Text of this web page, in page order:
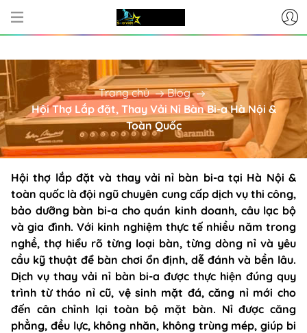
CƠ SỞ CUNG CẤP BÀN BI-A -
Trang chủ
Blog
Hội Thợ Lắp đặt, Thay Vải Nỉ Bàn Bi-a Hà Nội &
Toàn Quốc
Hội thợ lắp đặt và thay vải nỉ bàn bi-a tại Hà Nội &
toàn quốc là đội ngũ chuyên cung cấp dịch vụ thi công,
bảo dưỡng bàn bi-a cho quán kinh doanh, câu lạc bộ
và gia đình. Với kinh nghiệm thực tế nhiều năm trong
nghề, thợ hiểu rõ từng loại bàn, từng dòng nỉ và yêu
cầu kỹ thuật để bàn chơi ổn định, dễ đánh và bền lâu.
Dịch vụ thay vải nỉ bàn bi-a được thực hiện đúng quy
trình từ tháo nỉ cũ, vệ sinh mặt đá, căng nỉ mới cho
đến cân chỉnh lại toàn bộ mặt bàn. Nỉ được căng
phẳng, đều lực, không nhăn, không trùng mép, giúp bi